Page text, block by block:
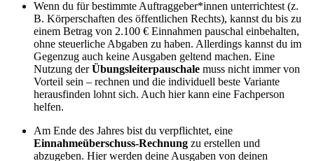
Wenn du für bestimmte Auftraggeber*innen unterrichtest (z.
B. Körperschaften des öffentlichen Rechts), kannst du bis zu
einem Betrag von 2.100 € Einnahmen pauschal einbehalten,
ohne steuerliche Abgaben zu haben. Allerdings kannst du im
Gegenzug auch keine Ausgaben geltend machen. Eine
Nutzung derÜbungsleiterpauschale muss nicht immer von
Vorteil sein – rechnen und die individuell beste Variante
herausfinden lohnt sich. Auch hier kann eine Fachperson
helfen.
Am Ende des Jahres bist du verpflichtet, eine
Einnahmeüberschuss-Rechnung zu erstellen und
abzugeben. Hier werden deine Ausgaben von deinen